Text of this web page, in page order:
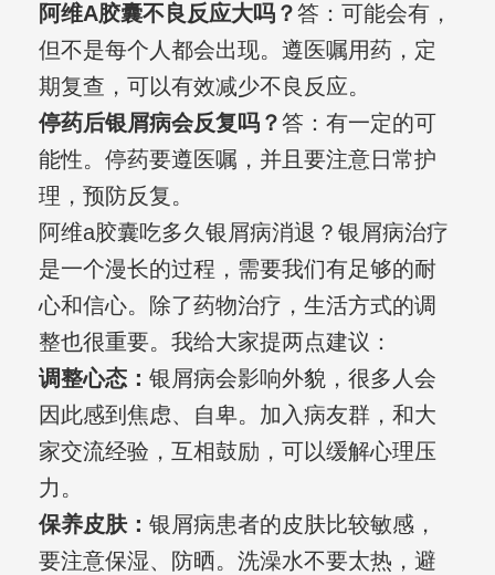
阿维A胶囊不良反应大吗？答：可能会有，
但不是每个人都会出现。遵医嘱用药，定
期复查，可以有效减少不良反应。
停药后银屑病会反复吗？答：有一定的可
能性。停药要遵医嘱，并且要注意日常护
理，预防反复。
阿维a胶囊吃多久银屑病消退？银屑病治疗
是一个漫长的过程，需要我们有足够的耐
心和信心。除了药物治疗，生活方式的调
整也很重要。我给大家提两点建议：
调整心态： 银屑病会影响外貌，很多人会
因此感到焦虑、自卑。加入病友群，和大
家交流经验，互相鼓励，可以缓解心理压
力。
保养皮肤： 银屑病患者的皮肤比较敏感，
要注意保湿、防晒。洗澡水不要太热，避